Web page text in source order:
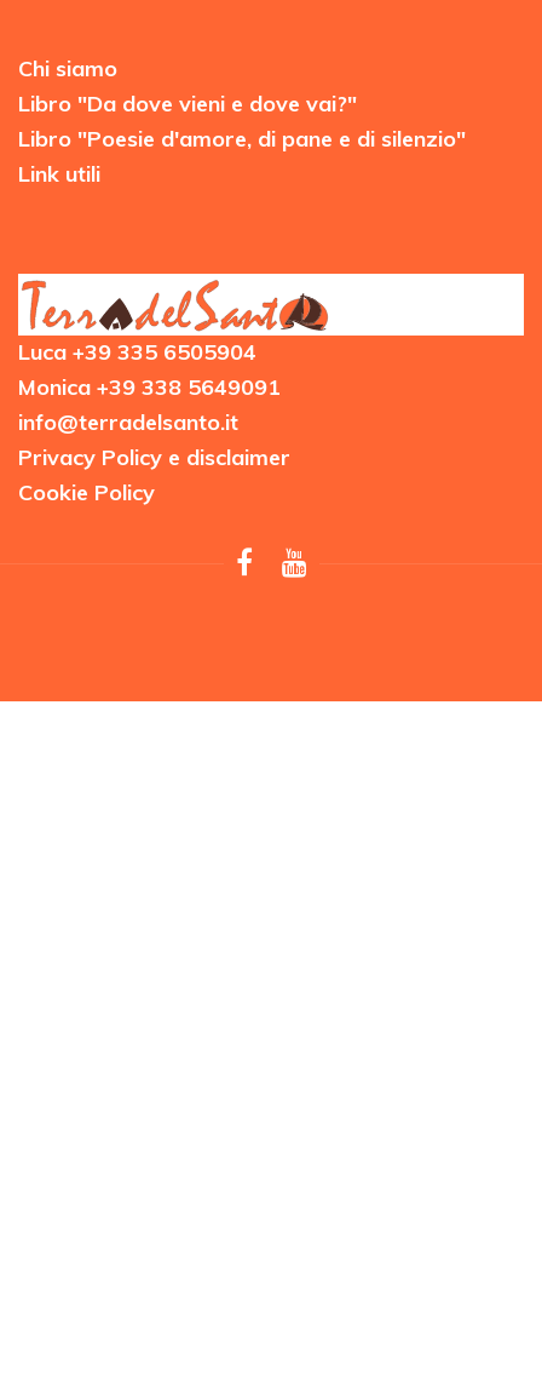
Chi siamo
Libro "Da dove vieni e dove vai?"
Libro "Poesie d'amore, di pane e di silenzio"
Link utili
Luca +39 335 6505904
Monica +39 338 5649091
info@terradelsanto.it
Privacy Policy e disclaimer
Cookie Policy